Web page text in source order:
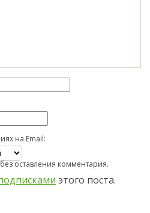
на Email:
оставления комментария.
этого поста.